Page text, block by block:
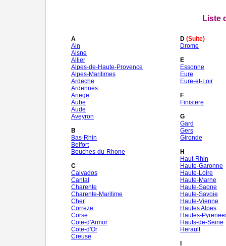
Liste
A
Ain
Aisne
Allier
Alpes-de-Haute-Provence
Alpes-Maritimes
Ardeche
Ardennes
Ariege
Aube
Aude
Aveyron
B
Bas-Rhin
Belfort
Bouches-du-Rhone
C
Calvados
Cantal
Charente
Charente-Maritime
Cher
Correze
Corse
Cote-d'Armor
Cote-d'Or
Creuse
D (Suite)
Drome
E
Essonne
Eure
Eure-et-Loir
F
Finistere
G
Gard
Gers
Gironde
H
Haut-Rhin
Haute-Garonne
Haute-Loire
Haute-Marne
Haute-Saone
Haute-Savoie
Haute-Vienne
Hautes Alpes
Hautes-
Hauts-de-Seine
Herault